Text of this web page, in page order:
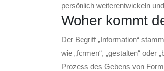
persönlich weiterentwickeln
Woher kommt
Der Begriff „Information“
wie „formen“, „gestalten“ oder
Prozess des Gebens von